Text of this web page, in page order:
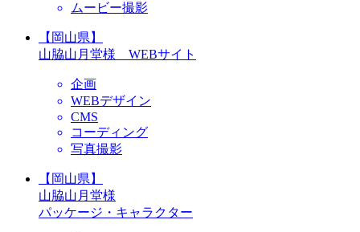
ムービー撮影
【岡山県】
山脇山月堂様 WEBサイト
企画
WEBデザイン
CMS
コーディング
写真撮影
【岡山県】
山脇山月堂様
パッケージ・キャラクター